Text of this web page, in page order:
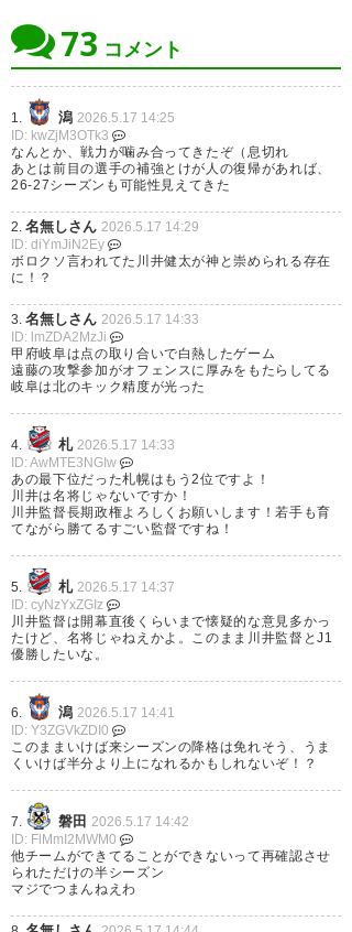
— 北関東人 (10arigatodesu)
2026, 5月 16
湘南0－2仙台
v=clxE31ka7cM\u0026pp=0gcJCQQLAYcqIYzv
勝ち申した･:*+.\(( °ω° ))/.:+
#vegalta
— ちゃちゃきち (kenbou710)
2026, 5月 16
73 コメント
1. 潟 2026.5.17 14:25
ID: kwZjM3OTk3
なんとか、戦力が噛み合ってきたぞ（息切れ
あとは前目の選手の補強とけが人の復帰があれば、
26-27シーズンも可能性見えてきた
2. 名無しさん 2026.5.17 14:29
ID: diYmJiN2Ey
ボロクソ言われてた川井健太が神と崇められる存在
に！？
3. 名無しさん 2026.5.17 14:33
ID: lmZDA2MzJi
甲府岐阜は点の取り合いで白熱したゲーム
遠藤の攻撃参加がオフェンスに厚みをもたらしてる
岐阜は北のキック精度が光った
4. 札 2026.5.17 14:33
ID: AwMTE3NGIw
あの最下位だった札幌はもう2位ですよ！
川井は名将じゃないですか！
川井監督長期政権よろしくお願いします！若手も育
てながら勝てるすごい監督ですね！
5. 札 2026.5.17 14:37
ID: cyNzYxZGIz
川井監督は開幕直後くらいまで懐疑的な意見多かっ
たけど、名将じゃねえかよ。このまま川井監督とJ1
優勝したいな。
6. 潟 2026.5.17 14:41
ID: Y3ZGVkZDI0
このままいけば来シーズンの降格は免れそう、うま
くいけば半分より上になれるかもしれないぞ！？
7. 磐田 2026.5.17 14:42
ID: FlMmI2MWM0
他チームができてることができないって再確認させ
られただけの半シーズン
マジでつまんねえわ